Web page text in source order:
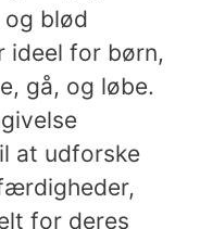
blød
ideel for børn,
gå, og løbe.
at udforske
for deres